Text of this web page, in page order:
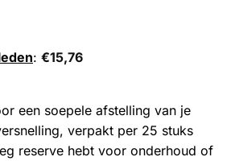
: €15,76
een soepele afstelling van je
verpakt per 25 stuks
reserve hebt voor onderhoud of